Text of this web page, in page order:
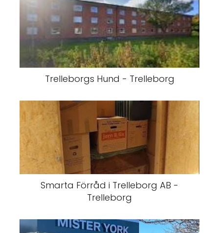
Trelleborgs Hund - Trelleborg
Smarta Förråd i Trelleborg AB -
Trelleborg